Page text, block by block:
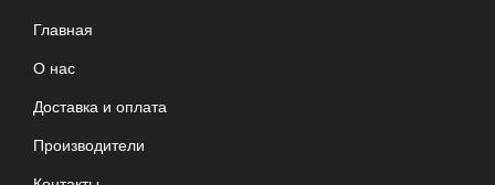
Главная
О нас
Доставка и оплата
Производители